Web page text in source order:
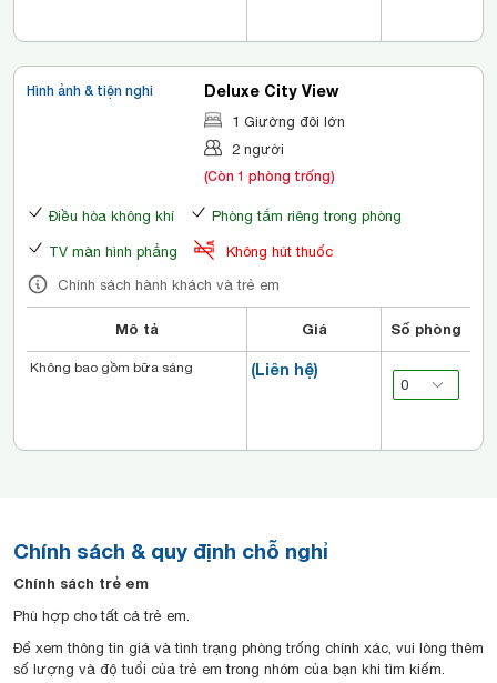
Hình ảnh & tiện nghi Deluxe City View
1 Giường đôi lớn
2 người
(Còn 1 phòng trống)
Điều hòa không khí Phòng tắm riêng trong phòng
TV màn hình phẳng
Không hút thuốc
Chính sách hành khách và trẻ em
Mô tả Giá Số phòng
(Liên hệ)
Không bao gồm bữa sáng
Chính sách & quy định chỗ nghỉ
Chính sách trẻ em
Phù hợp cho tất cả trẻ em.
Để xem thông tin giá và tình trạng phòng trống chính xác, vui lòng thêm
số lượng và độ tuổi của trẻ em trong nhóm của bạn khi tìm kiếm.